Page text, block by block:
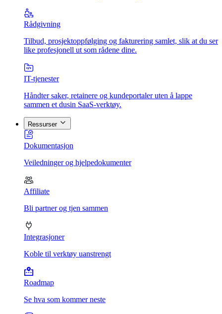
Rådgivning
Tilbud, prosjektoppfølging og fakturering samlet, slik at du ser
like profesjonell ut som rådene dine.
IT-tjenester
Håndter saker, retainere og kundeportaler uten å lappe
sammen et dusin SaaS-verktøy.
Ressurser
Dokumentasjon
Veiledninger og hjelpedokumenter
Affiliate
Bli partner og tjen sammen
Integrasjoner
Koble til verktøy uanstrengt
Roadmap
Se hva som kommer neste